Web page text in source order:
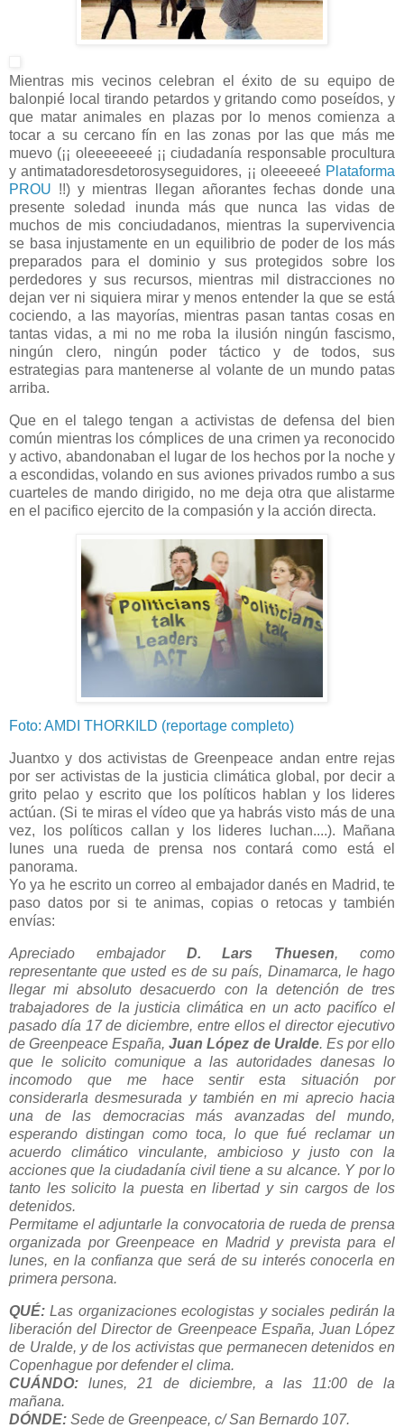
Mientras mis vecinos celebran el éxito de su equipo de
balonpié local tirando petardos y gritando como poseídos, y
que matar animales en plazas por lo menos comienza a
tocar a su cercano fín en las zonas por las que más me
muevo (¡¡ oleeeeeeeé ¡¡ ciudadanía responsable procultura
y antimatadoresdetorosyseguidores, ¡¡ oleeeeeé Plataforma
PROU !!) y mientras llegan añorantes fechas donde una
presente soledad inunda más que nunca las vidas de
muchos de mis conciudadanos, mientras la supervivencia
se basa injustamente en un equilibrio de poder de los más
preparados para el dominio y sus protegidos sobre los
perdedores y sus recursos, mientras mil distracciones no
dejan ver ni siquiera mirar y menos entender la que se está
cociendo, a las mayorías, mientras pasan tantas cosas en
tantas vidas, a mi no me roba la ilusión ningún fascismo,
ningún clero, ningún poder táctico y de todos, sus
estrategias para mantenerse al volante de un mundo patas
arriba.
Que en el talego tengan a activistas de defensa del bien
común mientras los cómplices de una crimen ya reconocido
y activo, abandonaban el lugar de los hechos por la noche y
a escondidas, volando en sus aviones privados rumbo a sus
cuarteles de mando dirigido, no me deja otra que alistarme
en el pacifico ejercito de la compasión y la acción directa.
Foto: AMDI THORKILD (reportage completo)
Juantxo y dos activistas de Greenpeace andan entre rejas
por ser activistas de la justicia climática global, por decir a
grito pelao y escrito que los políticos hablan y los lideres
actúan. (Si te miras el vídeo que ya habrás visto más de una
vez, los políticos callan y los lideres luchan....). Mañana
lunes una rueda de prensa nos contará como está el
panorama.
Yo ya he escrito un correo al embajador danés en Madrid, te
paso datos por si te animas, copias o retocas y también
envías:
Apreciado embajador D.Lars Thuesen, como
representante que usted es de su país, Dinamarca, le hago
llegar mi absoluto desacuerdo con la detención de tres
trabajadores de la justicia climática en un acto pacifíco el
pasado día 17 de diciembre, entre ellos el director ejecutivo
de Greenpeace España,Juan López de Uralde. Es por ello
que le solicito comunique a las autoridades danesas lo
incomodo que me hace sentir esta situación por
considerarla desmesurada y también en mi aprecio hacia
una de las democracias más avanzadas del mundo,
esperando distingan como toca, lo que fué reclamar un
acuerdo climático vinculante, ambicioso y justo con la
acciones que la ciudadanía civil tiene a su alcance. Y por lo
tanto les solicito la puesta en libertad y sin cargos de los
detenidos.
Permitame el adjuntarle la convocatoria de rueda de prensa
organizada por Greenpeace en Madrid y prevista para el
lunes, en la confianza que será de su interés conocerla en
primera persona.
QUÉ: Las organizaciones ecologistas y sociales pedirán la
liberación del Director de Greenpeace España, Juan López
de Uralde, y de los activistas que permanecen detenidos en
Copenhague por defender el clima.
CUÁNDO: lunes, 21 de diciembre, a las 11:00 de la
mañana.
DÓNDE: Sede de Greenpeace, c/ San Bernardo 107.